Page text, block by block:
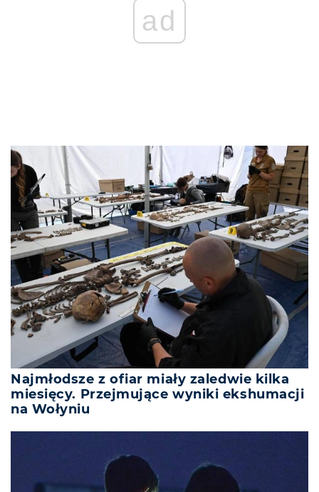
Najmłodsze z ofiar miały zaledwie kilka
miesięcy. Przejmujące wyniki ekshumacji
na Wołyniu